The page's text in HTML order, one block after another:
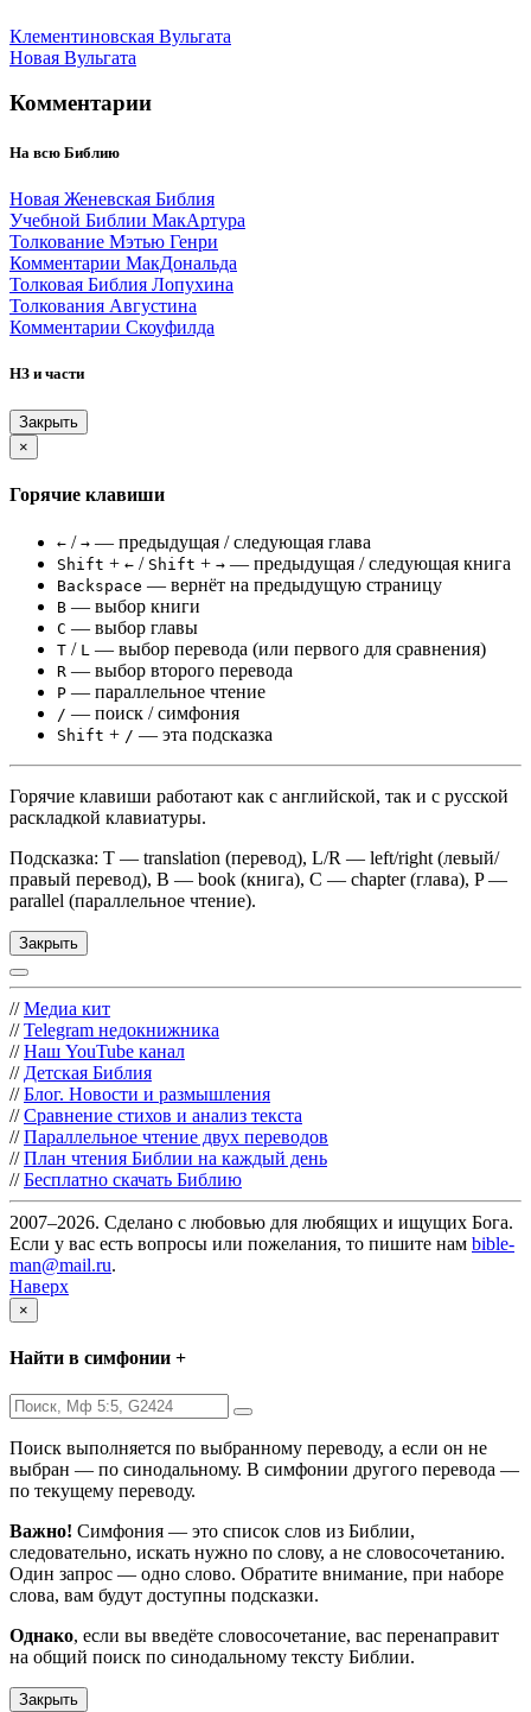
Клементиновская Вульгата
Новая Вульгата
Комментарии
На всю Библию
Новая Женевская Библия
Учебной Библии МакАртура
Толкование Мэтью Генри
Комментарии МакДональда
Толковая Библия Лопухина
Толкования Августина
Комментарии Скоуфилда
НЗ и части
Закрыть
×
Горячие клавиши
← / → — предыдущая / следующая глава
Shift + ← / Shift + → — предыдущая / следующая книга
Backspace — вернёт на предыдущую страницу
B — выбор книги
C — выбор главы
T / L — выбор перевода (или первого для сравнения)
R — выбор второго перевода
P — параллельное чтение
/ — поиск / симфония
Shift + / — эта подсказка
Горячие клавиши работают как с английской, так и с русской
раскладкой клавиатуры.
Подсказка: T — translation (перевод), L/R — left/right (левый/
правый перевод), B — book (книга), C — chapter (глава), P —
parallel (параллельное чтение).
Закрыть
// Медиа кит
// Telegram недокнижника
// Наш YouTube канал
// Детская Библия
// Блог. Новости и размышления
// Сравнение стихов и анализ текста
// Параллельное чтение двух переводов
// План чтения Библии на каждый день
// Бесплатно скачать Библию
2007–2026. Сделано с любовью для любящих и ищущих Бога.
Если у вас есть вопросы или пожелания, то пишите нам bible-
man@mail.ru.
Наверх
×
Найти в симфонии +
Поиск выполняется по выбранному переводу, а если он не
выбран — по синодальному. В симфонии другого перевода —
по текущему переводу.
Важно! Симфония — это список слов из Библии,
следовательно, искать нужно по слову, а не словосочетанию.
Один запрос — одно слово. Обратите внимание, при наборе
слова, вам будут доступны подсказки.
Однако, если вы введёте словосочетание, вас перенаправит
на общий поиск по синодальному тексту Библии.
Закрыть